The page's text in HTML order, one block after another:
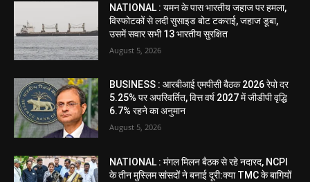
NATIONAL : यमन के पास भारतीय जहाज पर हमला,
विस्फोटकों से लदी सुसाइड बोट टकराई, जहाज डूबा,
उसमें सवार सभी 13 भारतीय सुरक्षित
August 5, 2026
BUSINESS : आरबीआई एमपीसी बैठक 2026 रेपो दर
5.25% पर अपरिवर्तित, वित्त वर्ष 2027 में जीडीपी वृद्धि
6.7% रहने का अनुमान
August 5, 2026
NATIONAL : मंगल मिलन बैठक से रहे नदारद, NCPI
के तीन मुस्लिम सांसदों ने बनाई दूरी:क्या TMC के बागियों